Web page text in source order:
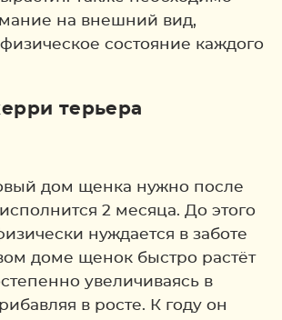
на внешний вид,
состояние каждого
дом щенка нужно после
2 месяца. До этого
нуждается в заботе
доме щенок быстро растёт
увеличиваясь в
в росте. К году он